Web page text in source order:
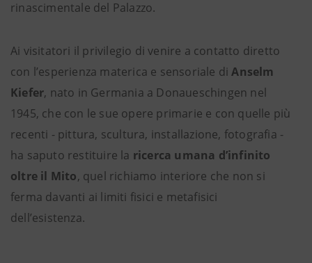
rinascimentale del Palazzo.
Ai visitatori il privilegio di venire a contatto diretto
con l’esperienza materica e sensoriale diAnselm
Kiefer, nato in Germania a Donaueschingen nel
1945, che con le sue opere primarie e con quelle più
recenti - pittura, scultura, installazione, fotografia -
ha saputo restituire la ricerca umana d’infinito
oltre il Mito, quel richiamo interiore che non si
ferma davanti ai limiti fisici e metafisici
dell’esistenza.